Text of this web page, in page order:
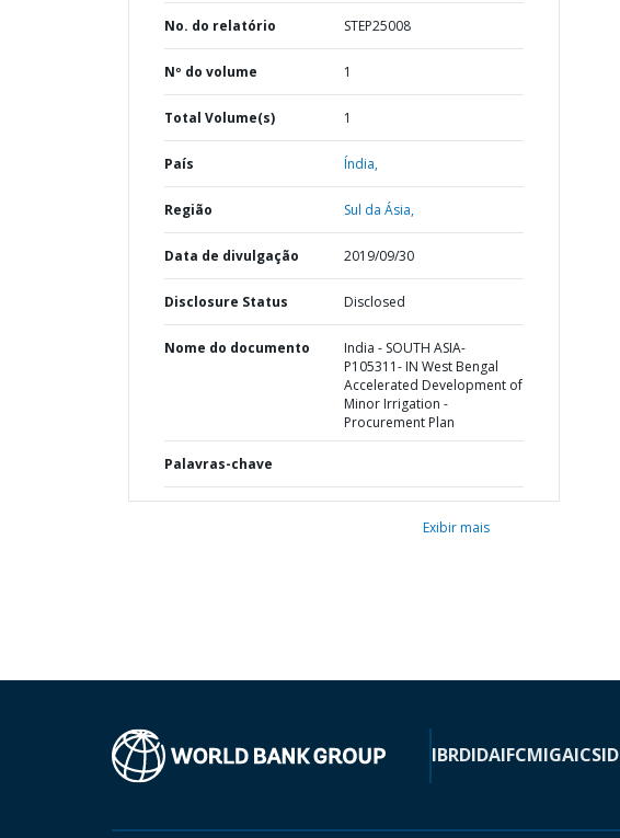
No. do relatório STEP25008
Nº do volume 1
Total Volume(s) 1
País Índia,
Região Sul da Ásia,
Data de divulgação 2019/09/30
Disclosure Status Disclosed
Nome do documento
India - SOUTH ASIA-
P105311- IN West Bengal
Accelerated Development of
Minor Irrigation -
Procurement Plan
Palavras-chave
Exibir mais
IBRDIDAIFCMIGAICSID